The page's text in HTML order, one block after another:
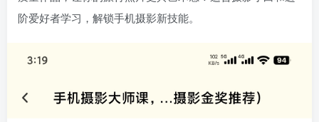
阶爱好者学习，解锁手机摄影新技能。